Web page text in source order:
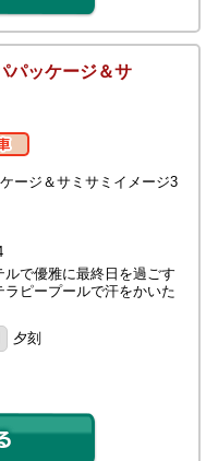
パッケージ＆サ
で優雅に最終日を過ごす
ピープールで汗をかいた
夕刻